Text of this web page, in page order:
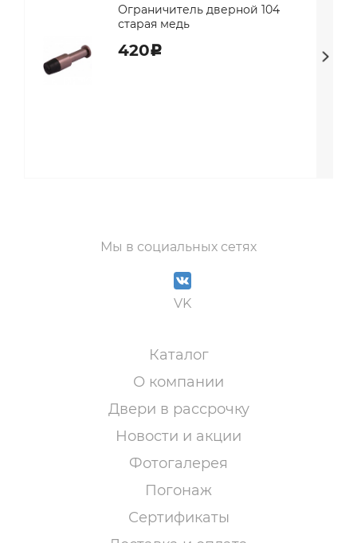
Ограничитель дверной 104
старая медь
420c
Мы в социальных сетях
VK
Каталог
О компании
Двери в рассрочку
Новости и акции
Фотогалерея
Погонаж
Сертификаты